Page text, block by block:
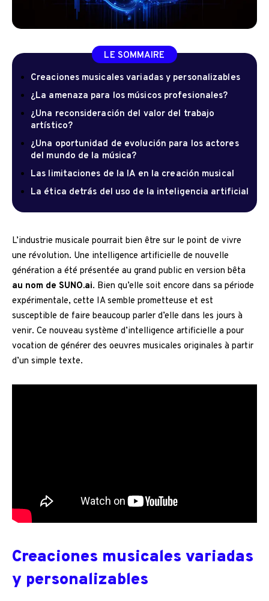
LE SOMMAIRE
Creaciones musicales variadas y personalizables
¿La amenaza para los músicos profesionales?
¿Una reconsideración del valor del trabajo
artístico?
¿Una oportunidad de evolución para los actores
del mundo de la música?
Las limitaciones de la IA en la creación musical
La ética detrás del uso de la inteligencia artificial
L’industrie musicale pourrait bien être sur le point de vivre
une révolution. Une intelligence artificielle de nouvelle
génération a été présentée au grand public en version bêta
au nom de SUNO.ai. Bien qu’elle soit encore dans sa période
expérimentale, cette IA semble prometteuse et est
susceptible de faire beaucoup parler d’elle dans les jours à
venir. Ce nouveau système d’intelligence artificielle a pour
vocation de générer des oeuvres musicales originales à partir
d’un simple texte.
Creaciones musicales variadas
y personalizables